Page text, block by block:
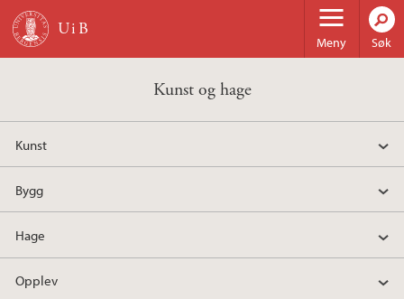
Hopp til hovedinnhold
Meny Søk
Kunst og hage
Kunst
Bygg
Hage
Opplev